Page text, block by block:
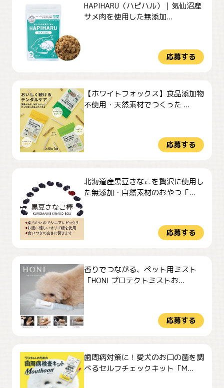
HAPIHARU（ハピハル）｜気仙沼産
サメ肉を使用した無添加...
応募する
【ホワイトフォックス】食品添加物
不使用・天然素材でつくった ...
応募する
北海道産黒豆きなこを贅沢に使用し
た無添加・自然素材のおやつ「...
応募する
香りでつながる、ペット用ミスト
「HONI プロテクトミストお...
応募する
歯周病対策に！愛犬のお口の菌を調
べるセルフチェックキット「M...